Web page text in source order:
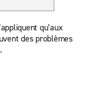
qu’aux
des problèmes